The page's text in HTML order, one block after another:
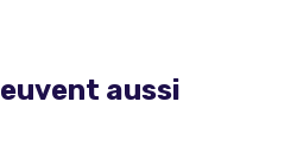
aussi